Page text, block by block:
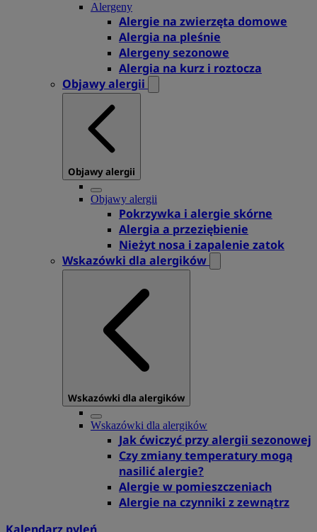
Alergeny
Alergie na zwierzęta domowe
Alergia na pleśnie
Alergeny sezonowe
Alergia na kurz i roztocza
Objawy alergii
Objawy alergii
Objawy alergii
Pokrzywka i alergie skórne
Alergia a przeziębienie
Nieżyt nosa i zapalenie zatok
Wskazówki dla alergików
Wskazówki dla alergików
Wskazówki dla alergików
Jak ćwiczyć przy alergii sezonowej
Czy zmiany temperatury mogą
nasilić alergie?
Alergie w pomieszczeniach
Alergie na czynniki z zewnątrz